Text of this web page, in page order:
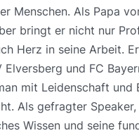
Menschen. Als Papa
bringt er nicht nur
Herz in seine Arbeit.
Elversberg und FC
mit Leidenschaft und
Als gefragter
Wissen und seine